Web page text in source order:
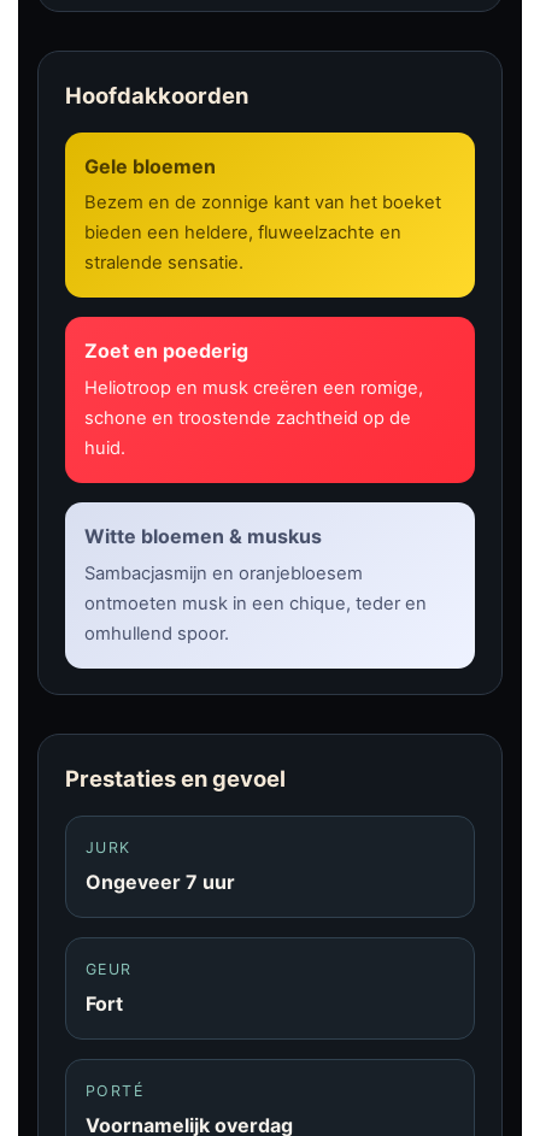
Hoofdakkoorden
Gele bloemen
Bezem en de zonnige kant van het boeket
bieden een heldere, fluweelzachte en
stralende sensatie.
Zoet en poederig
Heliotroop en musk creëren een romige,
schone en troostende zachtheid op de
huid.
Witte bloemen & muskus
Sambacjasmijn en oranjebloesem
ontmoeten musk in een chique, teder en
omhullend spoor.
Prestaties en gevoel
JURK
Ongeveer 7 uur
GEUR
Fort
PORTÉ
Voornamelijk overdag